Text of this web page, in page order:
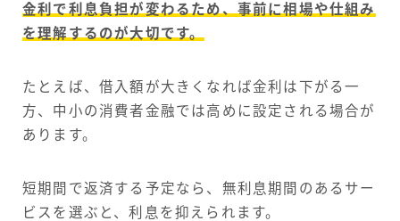
金利で利息負担が変わるため、事前に相場や仕組み
を理解するのが大切です。
たとえば、借入額が大きくなれば金利は下がる一
方、中小の消費者金融では高めに設定される場合が
あります。
短期間で返済する予定なら、無利息期間のあるサー
ビスを選ぶと、利息を抑えられます。